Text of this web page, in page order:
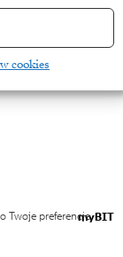
cookies
myBIT
Twoje preferencje